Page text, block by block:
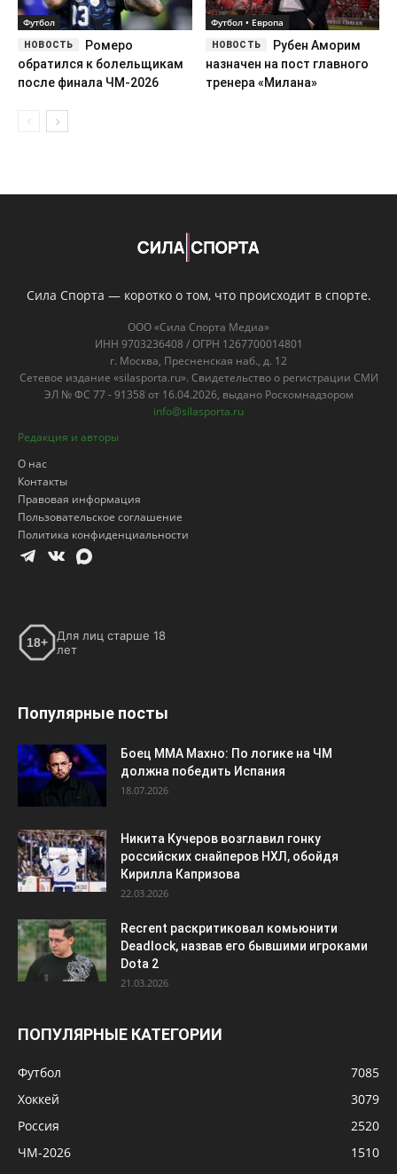
Футбол
Ромеро
обратился к болельщикам
после финала ЧМ-2026
Футбол • Европа
Рубен Аморим
назначен на пост главного
тренера «Милана»
Сила Спорта — коротко о том, что происходит в спорте.
ООО «Сила Спорта Медиа»
ИНН 9703236408 / ОГРН 1267700014801
г. Москва, Пресненская наб., д. 12
Сетевое издание «silasporta.ru». Свидетельство о регистрации СМИ
ЭЛ № ФС 77 - 91358 от 16.04.2026, выдано Роскомнадзором
info@silasporta.ru
Редакция и авторы
О нас
Контакты
Правовая информация
Пользовательское соглашение
Политика конфиденциальности
18+
Для лиц старше 18
лет
Популярные посты
Боец ММА Махно: По логике на ЧМ
должна победить Испания
18.07.2026
Никита Кучеров возглавил гонку
российских снайперов НХЛ, обойдя
Кирилла Капризова
22.03.2026
Recrent раскритиковал комьюнити
Deadlock, назвав его бывшими игроками
Dota 2
21.03.2026
ПОПУЛЯРНЫЕ КАТЕГОРИИ
Футбол
7085
Хоккей
3079
Россия
2520
ЧМ-2026
1510